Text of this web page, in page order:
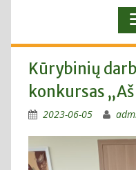
Kūrybinių
konkursas
2023-06-05